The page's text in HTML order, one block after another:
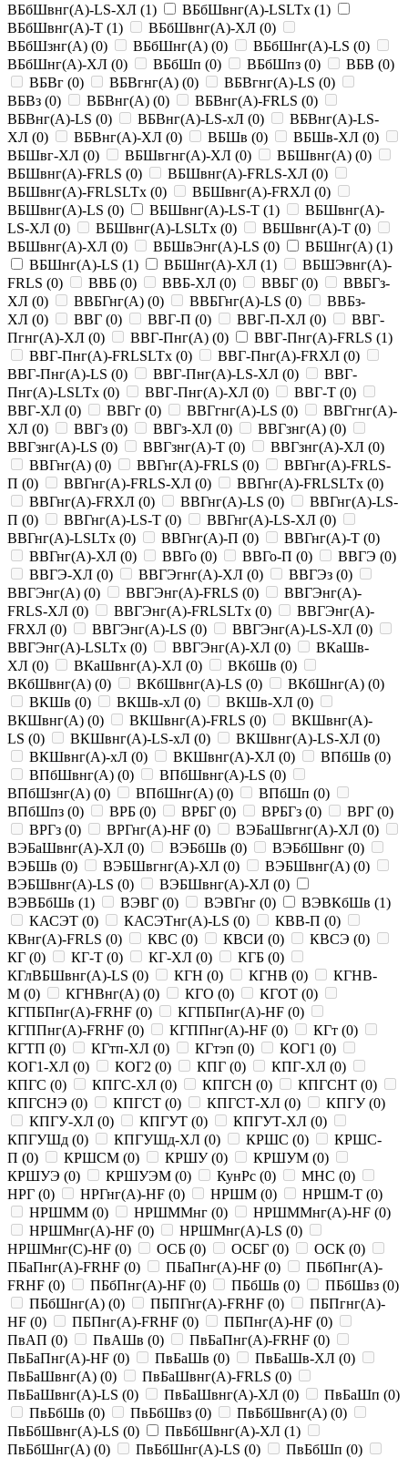
ВБбШвнг(A)-LS-ХЛ (1) ВБбШвнг(A)-LSLTx (1)
ВБбШвнг(A)-Т (1) ВБбШвнг(A)-ХЛ (0)
ВБбШзнг(A) (0) ВБбШнг(A) (0) ВБбШнг(A)-LS (0)
ВБбШнг(A)-ХЛ (0) ВБбШп (0) ВБбШпз (0) ВБВ (0)
ВБВг (0) ВБВгнг(A) (0) ВБВгнг(A)-LS (0)
ВБВз (0) ВБВнг(A) (0) ВБВнг(A)-FRLS (0)
ВБВнг(A)-LS (0) ВБВнг(A)-LS-xЛ (0)
ВБВнг(A)-LS-
ХЛ (0) ВБВнг(A)-ХЛ (0) ВБШв (0) ВБШв-ХЛ (0)
ВБШвг-ХЛ (0) ВБШвгнг(A)-ХЛ (0) ВБШвнг(A) (0)
ВБШвнг(A)-FRLS (0) ВБШвнг(A)-FRLS-ХЛ (0)
ВБШвнг(A)-FRLSLTx (0) ВБШвнг(A)-FRХЛ (0)
ВБШвнг(A)-LS (0) ВБШвнг(A)-LS-Т (1)
ВБШвнг(A)-
LS-ХЛ (0) ВБШвнг(A)-LSLTx (0) ВБШвнг(A)-Т (0)
ВБШвнг(A)-ХЛ (0) ВБШвЭнг(A)-LS (0) ВБШнг(A) (1)
ВБШнг(A)-LS (1) ВБШнг(A)-ХЛ (1)
ВБШЭвнг(A)-
FRLS (0) ВВБ (0) ВВБ-ХЛ (0) ВВБГ (0)
ВВБГз-
ХЛ (0) ВВБГнг(A) (0) ВВБГнг(A)-LS (0)
ВВБз-
ХЛ (0) ВВГ (0) ВВГ-П (0) ВВГ-П-ХЛ (0)
ВВГ-
Пгнг(A)-ХЛ (0) ВВГ-Пнг(A) (0) ВВГ-Пнг(A)-FRLS (1)
ВВГ-Пнг(A)-FRLSLTx (0) ВВГ-Пнг(A)-FRХЛ (0)
ВВГ-Пнг(A)-LS (0) ВВГ-Пнг(A)-LS-ХЛ (0)
ВВГ-
Пнг(A)-LSLTx (0) ВВГ-Пнг(A)-ХЛ (0) ВВГ-Т (0)
ВВГ-ХЛ (0) ВВГг (0) ВВГгнг(A)-LS (0)
ВВГгнг(A)-
ХЛ (0) ВВГз (0) ВВГз-ХЛ (0) ВВГзнг(A) (0)
ВВГзнг(A)-LS (0) ВВГзнг(A)-Т (0) ВВГзнг(A)-ХЛ (0)
ВВГнг(A) (0) ВВГнг(A)-FRLS (0)
ВВГнг(A)-FRLS-
П (0) ВВГнг(A)-FRLS-ХЛ (0) ВВГнг(A)-FRLSLTx (0)
ВВГнг(A)-FRХЛ (0) ВВГнг(A)-LS (0)
ВВГнг(A)-LS-
П (0) ВВГнг(A)-LS-Т (0) ВВГнг(A)-LS-ХЛ (0)
ВВГнг(A)-LSLTx (0) ВВГнг(A)-П (0) ВВГнг(A)-Т (0)
ВВГнг(A)-ХЛ (0) ВВГо (0) ВВГо-П (0) ВВГЭ (0)
ВВГЭ-ХЛ (0) ВВГЭгнг(A)-ХЛ (0) ВВГЭз (0)
ВВГЭнг(A) (0) ВВГЭнг(A)-FRLS (0)
ВВГЭнг(A)-
FRLS-ХЛ (0) ВВГЭнг(A)-FRLSLTx (0)
ВВГЭнг(A)-
FRХЛ (0) ВВГЭнг(A)-LS (0) ВВГЭнг(A)-LS-ХЛ (0)
ВВГЭнг(A)-LSLTx (0) ВВГЭнг(A)-ХЛ (0)
ВКаШв-
ХЛ (0) ВКаШвнг(A)-ХЛ (0) ВКбШв (0)
ВКбШвнг(A) (0) ВКбШвнг(A)-LS (0) ВКбШнг(A) (0)
ВКШв (0) ВКШв-xЛ (0) ВКШв-ХЛ (0)
ВКШвнг(A) (0) ВКШвнг(A)-FRLS (0)
ВКШвнг(A)-
LS (0) ВКШвнг(A)-LS-xЛ (0) ВКШвнг(A)-LS-ХЛ (0)
ВКШвнг(A)-xЛ (0) ВКШвнг(A)-ХЛ (0) ВПбШв (0)
ВПбШвнг(A) (0) ВПбШвнг(A)-LS (0)
ВПбШзнг(A) (0) ВПбШнг(A) (0) ВПбШп (0)
ВПбШпз (0) ВРБ (0) ВРБГ (0) ВРБГз (0) ВРГ (0)
ВРГз (0) ВРГнг(A)-HF (0) ВЭБаШвгнг(A)-ХЛ (0)
ВЭБаШвнг(A)-ХЛ (0) ВЭБбШв (0) ВЭБбШвнг (0)
ВЭБШв (0) ВЭБШвгнг(A)-ХЛ (0) ВЭБШвнг(A) (0)
ВЭБШвнг(A)-LS (0) ВЭБШвнг(A)-ХЛ (0)
ВЭВБбШв (1) ВЭВГ (0) ВЭВГнг (0) ВЭВКбШв (1)
КАСЭТ (0) КАСЭТнг(A)-LS (0) КВВ-П (0)
КВнг(A)-FRLS (0) КВС (0) КВСИ (0) КВСЭ (0)
КГ (0) КГ-Т (0) КГ-ХЛ (0) КГБ (0)
КГлВБШвнг(A)-LS (0) КГН (0) КГНВ (0)
КГНВ-
М (0) КГНВнг(A) (0) КГО (0) КГОТ (0)
КГПБПнг(A)-FRHF (0) КГПБПнг(A)-HF (0)
КГППнг(A)-FRHF (0) КГППнг(A)-HF (0) КГт (0)
КГТП (0) КГтп-ХЛ (0) КГтэп (0) КОГ1 (0)
КОГ1-ХЛ (0) КОГ2 (0) КПГ (0) КПГ-ХЛ (0)
КПГС (0) КПГС-ХЛ (0) КПГСН (0) КПГСНТ (0)
КПГСНЭ (0) КПГСТ (0) КПГСТ-ХЛ (0) КПГУ(0)
КПГУ-ХЛ (0) КПГУТ (0) КПГУТ-ХЛ (0)
КПГУШд (0) КПГУШд-ХЛ (0) КРШС (0)
КРШС-
П (0) КРШСМ (0) КРШУ(0) КРШУМ (0)
КРШУЭ (0) КРШУЭМ (0) КунРс (0) МНС (0)
НРГ (0) НРГнг(A)-HF (0) НРШМ (0) НРШМ-Т (0)
НРШММ (0) НРШММнг (0) НРШММнг(A)-HF (0)
НРШМнг(A)-HF (0) НРШМнг(A)-LS (0)
НРШМнг(C)-HF (0) ОСБ (0) ОСБГ (0) ОСК (0)
ПБаПнг(A)-FRHF (0) ПБаПнг(A)-HF (0)
ПБбПнг(A)-
FRHF (0) ПБбПнг(A)-HF (0) ПБбШв (0) ПБбШвз (0)
ПБбШнг(A) (0) ПБПГнг(A)-FRHF (0)
ПБПгнг(A)-
HF (0) ПБПнг(A)-FRHF (0) ПБПнг(A)-HF (0)
ПвАП (0) ПвАШв (0) ПвБаПнг(A)-FRHF (0)
ПвБаПнг(A)-HF (0) ПвБаШв (0) ПвБаШв-ХЛ (0)
ПвБаШвнг(A) (0) ПвБаШвнг(A)-FRLS (0)
ПвБаШвнг(A)-LS (0) ПвБаШвнг(A)-ХЛ (0) ПвБаШп (0)
ПвБбШв (0) ПвБбШвз (0) ПвБбШвнг(A) (0)
ПвБбШвнг(A)-LS (0) ПвБбШвнг(A)-ХЛ (1)
ПвБбШнг(A) (0) ПвБбШнг(A)-LS (0) ПвБбШп (0)